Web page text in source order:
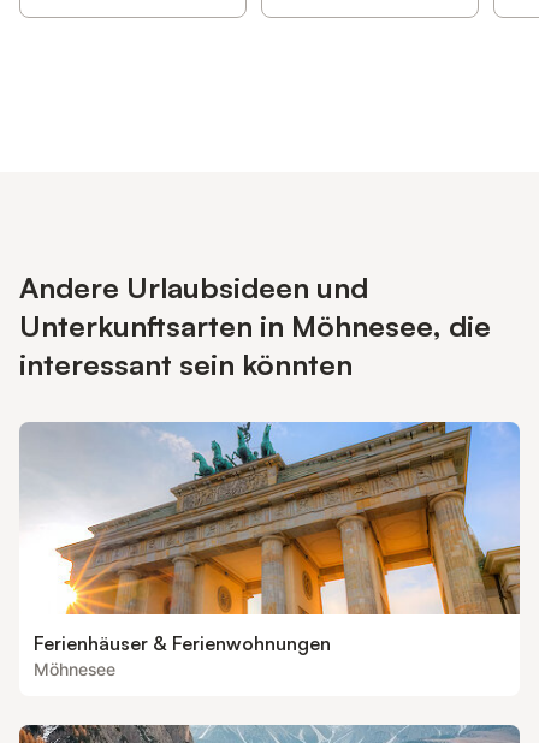
Andere Urlaubsideen und
Unterkunftsarten in Möhnesee, die
interessant sein könnten
Ferienhäuser & Ferienwohnungen
Möhnesee